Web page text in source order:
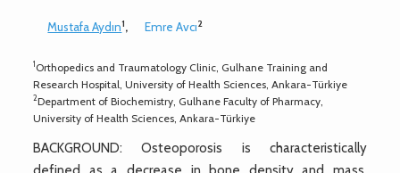
Mustafa Aydın1, Emre Avcı2
1Orthopedics and Traumatology Clinic, Gulhane Training and
Research Hospital, University of Health Sciences, Ankara-Türkiye
2Department of Biochemistry, Gulhane Faculty of Pharmacy,
University of Health Sciences, Ankara-Türkiye
BACKGROUND: Osteoporosis is characteristically